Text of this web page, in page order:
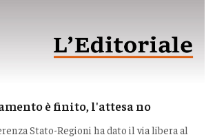
è finito, l'attesa no
Stato-Regioni ha dato il via libera al